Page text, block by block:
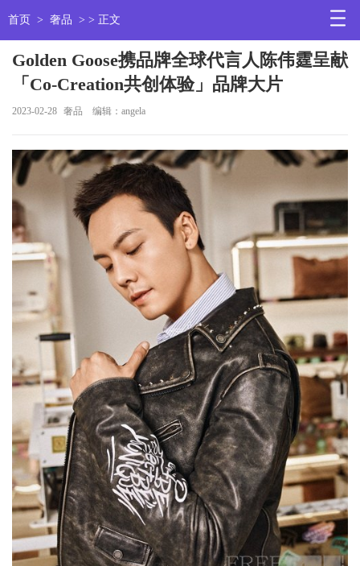
首页 > 奢品 > > 正文
Golden Goose携品牌全球代言人陈伟霆呈献
「Co-Creation共创体验」品牌大片
2023-02-28 奢品 编辑：angela